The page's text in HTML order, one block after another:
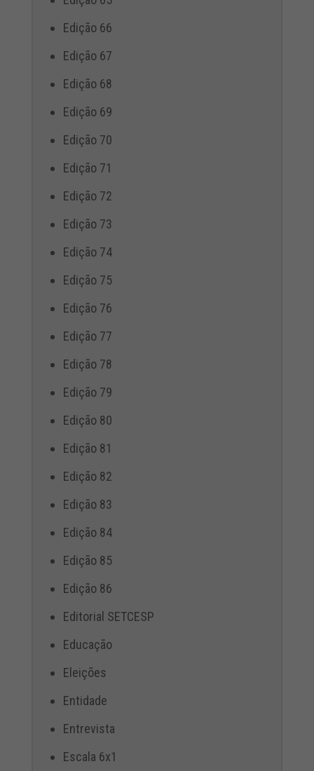
Edição 66
Edição 67
Edição 68
Edição 69
Edição 70
Edição 71
Edição 72
Edição 73
Edição 74
Edição 75
Edição 76
Edição 77
Edição 78
Edição 79
Edição 80
Edição 81
Edição 82
Edição 83
Edição 84
Edição 85
Edição 86
Editorial SETCESP
Educação
Eleições
Entidade
Entrevista
Escala 6x1